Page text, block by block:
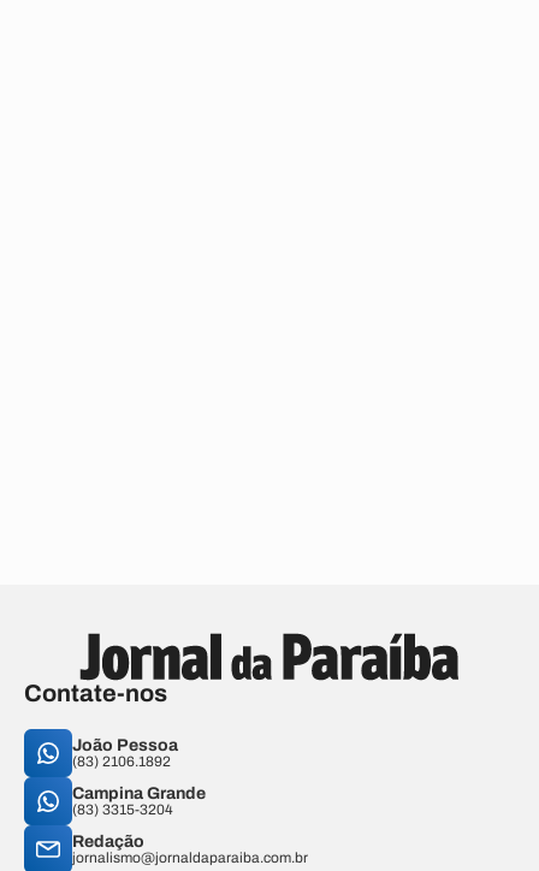
Contate-nos
João Pessoa
(83) 2106.1892
Campina Grande
(83) 3315-3204
Redação
jornalismo@jornaldaparaiba.com.br